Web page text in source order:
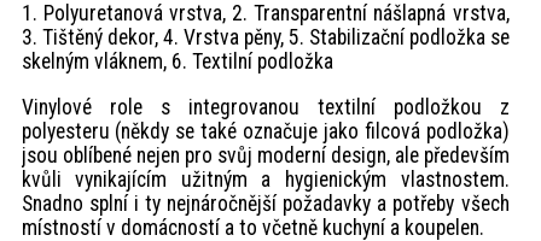
1. Polyuretanová vrstva, 2. Transparentní nášlapná vrstva,
3. Tištěný dekor, 4. Vrstva pěny, 5. Stabilizační podložka se
skelným vláknem, 6. Textilní podložka
Vinylové role s integrovanou textilní podložkou z
polyesteru (někdy se také označuje jako filcová podložka)
jsou oblíbené nejen pro svůj moderní design, ale především
kvůli vynikajícím užitným a hygienickým vlastnostem.
Snadno splní i ty nejnáročnější požadavky a potřeby všech
místností v domácností a to včetně kuchyní a koupelen.